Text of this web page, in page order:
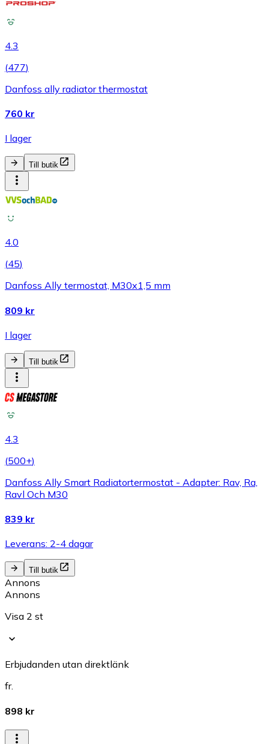
4.3
(477)
Danfoss ally radiator thermostat
760 kr
I lager
Till butik
4.0
(45)
Danfoss Ally termostat, M30x1,5 mm
809 kr
I lager
Till butik
4.3
(500+)
Danfoss Ally Smart Radiatortermostat - Adapter: Rav, Ra,
Ravl Och M30
839 kr
Leverans: 2-4 dagar
Till butik
Annons
Annons
Visa 2 st
Erbjudanden utan direktlänk
fr.
898 kr